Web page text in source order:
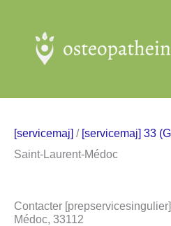
contenu
[servicemaj] / [servicemaj] 33
Saint-Laurent-Médoc
Contacter
Médoc, 33112